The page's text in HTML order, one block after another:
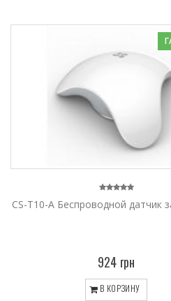
CS-T10-A Беспроводной датчик
924 грн
В КОРЗИНУ